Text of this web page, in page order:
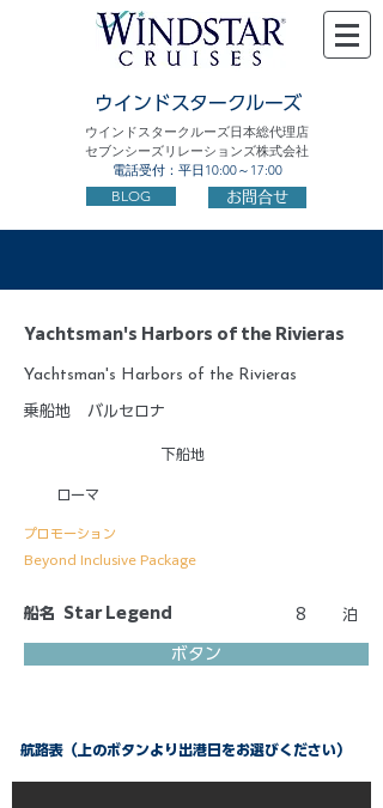
ウインドスタークルーズ
ウインドスタークルーズ日本総代理店
セブンシーズリレーションズ株式会社
電話受付：平日10:00～17:00
BLOG お問合せ
Yachtsman's Harbors of the Rivieras
Yachtsman's Harbors of the Rivieras
乗船地 バルセロナ
下船地
ローマ
プロモーション
Beyond Inclusive Package
船名 Star Legend 8 泊
ボタン
航路表（上のボタンより出港日をお選びください）